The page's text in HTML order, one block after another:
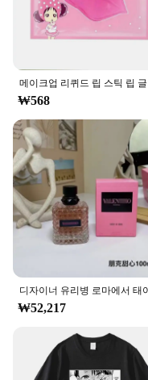
**Ideal for Vendors
Our Miss Cat
personal use;
vendors and
product range.
these stickers are
setting, from
designed to appeal
a popular choice for
diverse tastes and
looking to stock up
provide a unique
Cat Tattoo Stickers
₩568
₩52,217